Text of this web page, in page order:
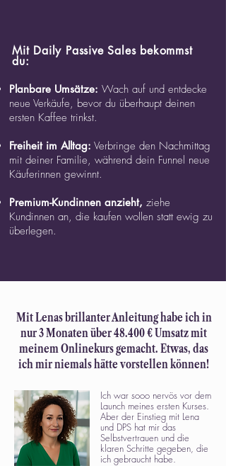
Mit Daily Passive Sales bekommst
du:
Planbare Umsätze: ​ Wach auf und entdecke
neue Verkäufe, bevor du überhaupt deinen
ersten Kaffee trinkst.
Freiheit im Alltag: Verbringe den Nachmittag
mit deiner Familie, während dein Funnel neue
Käuferinnen gewinnt.
Premium-Kundinnen anzieht, ziehe
Kundinnen an, die kaufen wollen statt ewig zu
überlegen.
Mit Lenas brillanter Anleitung habe ich in
nur 3 Monaten über 48.400 € Umsatz mit
meinem Onlinekurs gemacht. Etwas, das
ich mir niemals hätte vorstellen können!
Ich war sooo nervös vor dem
Launch meines ersten Kurses.
Aber der Einstieg mit Lena
und DPS hat mir das
Selbstvertrauen und die
klaren Schritte gegeben, die
ich gebraucht habe.